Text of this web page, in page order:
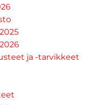
ja -tarvikkeet